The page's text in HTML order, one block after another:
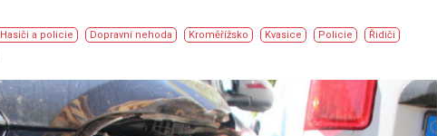
Hasiči a policie Dopravní nehoda Kroměřížsko Kvasice Policie
Řidiči